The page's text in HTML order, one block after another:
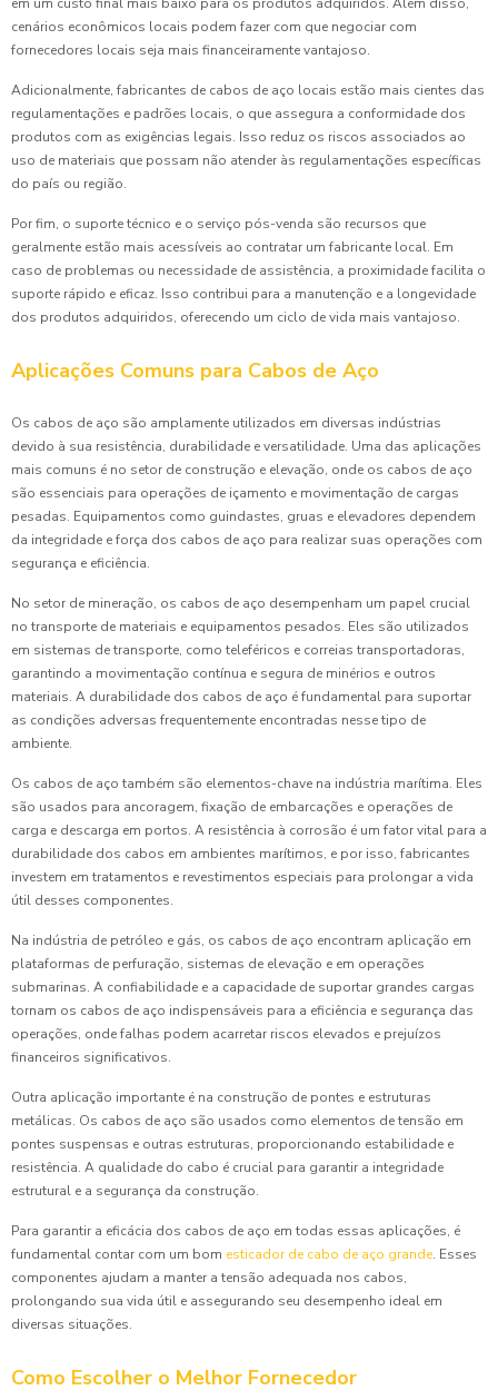
cenários econômicos locais podem fazer com que negociar com
fornecedores locais seja mais financeiramente vantajoso.
Adicionalmente, fabricantes de cabos de aço locais estão mais cientes das
regulamentações e padrões locais, o que assegura a conformidade dos
produtos com as exigências legais. Isso reduz os riscos associados ao
uso de materiais que possam não atender às regulamentações específicas
do país ou região.
Por fim, o suporte técnico e o serviço pós-venda são recursos que
geralmente estão mais acessíveis ao contratar um fabricante local. Em
caso de problemas ou necessidade de assistência, a proximidade facilita o
suporte rápido e eficaz. Isso contribui para a manutenção e a longevidade
dos produtos adquiridos, oferecendo um ciclo de vida mais vantajoso.
Aplicações Comuns para Cabos de Aço
Os cabos de aço são amplamente utilizados em diversas indústrias
devido à sua resistência, durabilidade e versatilidade. Uma das aplicações
mais comuns é no setor de construção e elevação, onde os cabos de aço
são essenciais para operações de içamento e movimentação de cargas
pesadas. Equipamentos como guindastes, gruas e elevadores dependem
da integridade e força dos cabos de aço para realizar suas operações com
segurança e eficiência.
No setor de mineração, os cabos de aço desempenham um papel crucial
no transporte de materiais e equipamentos pesados. Eles são utilizados
em sistemas de transporte, como teleféricos e correias transportadoras,
garantindo a movimentação contínua e segura de minérios e outros
materiais. A durabilidade dos cabos de aço é fundamental para suportar
as condições adversas frequentemente encontradas nesse tipo de
ambiente.
Os cabos de aço também são elementos-chave na indústria marítima. Eles
são usados para ancoragem, fixação de embarcações e operações de
carga e descarga em portos. A resistência à corrosão é um fator vital para a
durabilidade dos cabos em ambientes marítimos, e por isso, fabricantes
investem em tratamentos e revestimentos especiais para prolongar a vida
útil desses componentes.
Na indústria de petróleo e gás, os cabos de aço encontram aplicação em
plataformas de perfuração, sistemas de elevação e em operações
submarinas. A confiabilidade e a capacidade de suportar grandes cargas
tornam os cabos de aço indispensáveis para a eficiência e segurança das
operações, onde falhas podem acarretar riscos elevados e prejuízos
financeiros significativos.
Outra aplicação importante é na construção de pontes e estruturas
metálicas. Os cabos de aço são usados como elementos de tensão em
pontes suspensas e outras estruturas, proporcionando estabilidade e
resistência. A qualidade do cabo é crucial para garantir a integridade
estrutural e a segurança da construção.
Para garantir a eficácia dos cabos de aço em todas essas aplicações, é
fundamental contar com um bom esticador de cabo de aço grande. Esses
componentes ajudam a manter a tensão adequada nos cabos,
prolongando sua vida útil e assegurando seu desempenho ideal em
diversas situações.
Como Escolher o Melhor Fornecedor